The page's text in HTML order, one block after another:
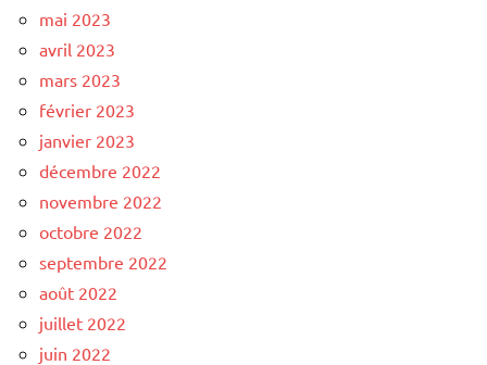
mai 2023
avril 2023
mars 2023
février 2023
janvier 2023
décembre 2022
novembre 2022
octobre 2022
septembre 2022
août 2022
juillet 2022
juin 2022